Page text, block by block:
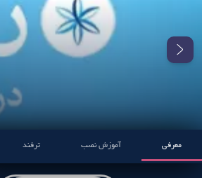
معرفی آموزش نصب ترفند